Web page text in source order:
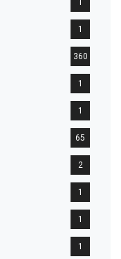
1
1
360
1
1
65
2
1
1
1